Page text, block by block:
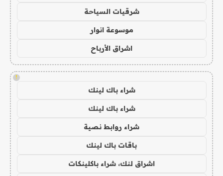
شرقيات السياحة
موسوعة انوار
اشراق الأرباح
!
شراء باك لينك
شراء باك لينك
شراء روابط نصية
باقات باك لينك
اشراق لنك، شراء باكلينكات